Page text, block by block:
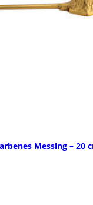
Messing – 20